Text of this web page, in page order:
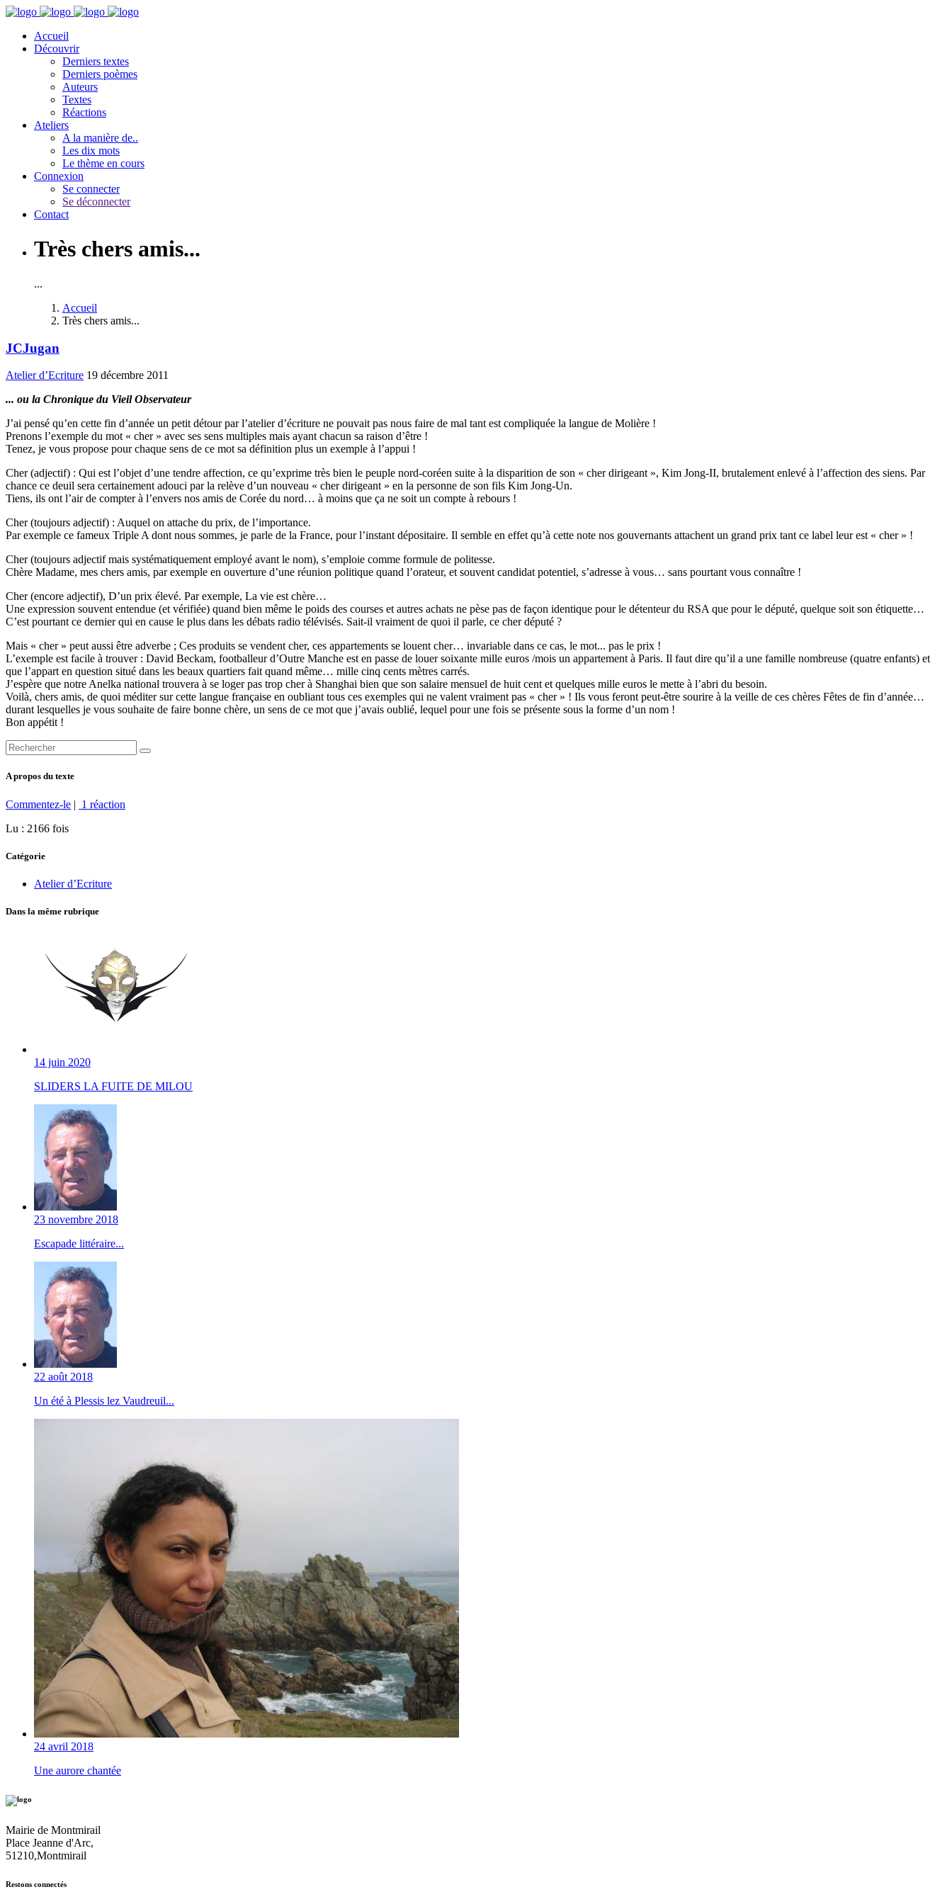
Accueil
Découvrir
Derniers textes
Derniers poèmes
Auteurs
Textes
Réactions
Ateliers
A la manière de..
Les dix mots
Le thème en cours
Connexion
Se connecter
Se déconnecter
Contact
Très chers amis...
...
Accueil
Très chers amis...
JCJugan
Atelier d’Ecriture 19 décembre 2011
... ou la Chronique du Vieil Observateur
J’ai pensé qu’en cette fin d’année un petit détour par l’atelier d’écriture ne pouvait pas nous faire de mal tant est compliquée la langue de Molière !
Prenons l’exemple du mot « cher » avec ses sens multiples mais ayant chacun sa raison d’être !
Tenez, je vous propose pour chaque sens de ce mot sa définition plus un exemple à l’appui !
Cher (adjectif) : Qui est l’objet d’une tendre affection, ce qu’exprime très bien le peuple nord-coréen suite à la disparition de son « cher dirigeant », Kim Jong-II, brutalement enlevé à l’affection des siens. Par
chance ce deuil sera certainement adouci par la relève d’un nouveau « cher dirigeant » en la personne de son fils Kim Jong-Un.
Tiens, ils ont l’air de compter à l’envers nos amis de Corée du nord… à moins que ça ne soit un compte à rebours !
Cher (toujours adjectif) : Auquel on attache du prix, de l’importance.
Par exemple ce fameux Triple A dont nous sommes, je parle de la France, pour l’instant dépositaire. Il semble en effet qu’à cette note nos gouvernants attachent un grand prix tant ce label leur est « cher » !
Cher (toujours adjectif mais systématiquement employé avant le nom), s’emploie comme formule de politesse.
Chère Madame, mes chers amis, par exemple en ouverture d’une réunion politique quand l’orateur, et souvent candidat potentiel, s’adresse à vous… sans pourtant vous connaître !
Cher (encore adjectif), D’un prix élevé. Par exemple, La vie est chère…
Une expression souvent entendue (et vérifiée) quand bien même le poids des courses et autres achats ne pèse pas de façon identique pour le détenteur du RSA que pour le député, quelque soit son étiquette…
C’est pourtant ce dernier qui en cause le plus dans les débats radio télévisés. Sait-il vraiment de quoi il parle, ce cher député ?
Mais « cher » peut aussi être adverbe ; Ces produits se vendent cher, ces appartements se louent cher… invariable dans ce cas, le mot... pas le prix !
L’exemple est facile à trouver : David Beckam, footballeur d’Outre Manche est en passe de louer soixante mille euros /mois un appartement à Paris. Il faut dire qu’il a une famille nombreuse (quatre enfants) et
que l’appart en question situé dans les beaux quartiers fait quand même… mille cinq cents mètres carrés.
J’espère que notre Anelka national trouvera à se loger pas trop cher à Shanghai bien que son salaire mensuel de huit cent et quelques mille euros le mette à l’abri du besoin.
Voilà, chers amis, de quoi méditer sur cette langue française en oubliant tous ces exemples qui ne valent vraiment pas « cher » ! Ils vous feront peut-être sourire à la veille de ces chères Fêtes de fin d’année…
durant lesquelles je vous souhaite de faire bonne chère, un sens de ce mot que j’avais oublié, lequel pour une fois se présente sous la forme d’un nom !
Bon appétit !
A propos du texte
Commentez-le | 1 réaction
Lu : 2166 fois
Catégorie
Atelier d’Ecriture
Dans la même rubrique
14 juin 2020
SLIDERS LA FUITE DE MILOU
23 novembre 2018
Escapade littéraire...
22 août 2018
Un été à Plessis lez Vaudreuil...
24 avril 2018
Une aurore chantée
Mairie de Montmirail
Place Jeanne d'Arc,
51210,Montmirail
Restons connectés